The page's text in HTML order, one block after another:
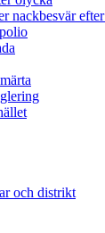
nackbesvär
och distrikt